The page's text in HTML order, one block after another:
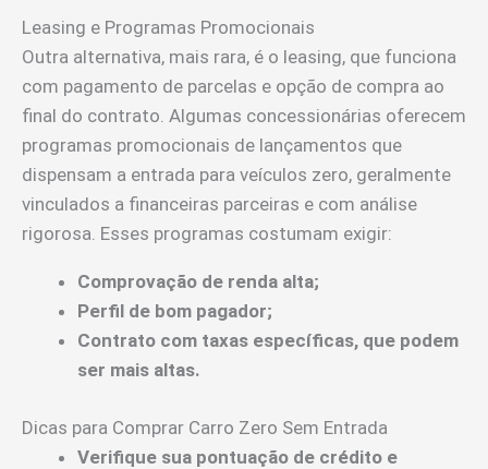
Leasing e Programas Promocionais
Outra alternativa, mais rara, é o leasing, que funciona
com pagamento de parcelas e opção de compra ao
final do contrato. Algumas concessionárias oferecem
programas promocionais de lançamentos que
dispensam a entrada para veículos zero, geralmente
vinculados a financeiras parceiras e com análise
rigorosa. Esses programas costumam exigir:
Comprovação de renda alta;
Perfil de bom pagador;
Contrato com taxas específicas, que podem
ser mais altas.
Dicas para Comprar Carro Zero Sem Entrada
Verifique sua pontuação de crédito e